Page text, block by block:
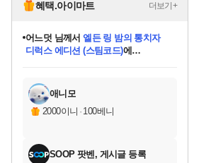
혜택.아이마트 더보기+
당첨되셨습니다.
당첨되셨습니다.
어느덧 님께서엘든 링 밤의 통치자
디럭스 에디션 (스팀코드)에
당첨되셨습니다.
에디션 (스팀코드)
당첨되셨습니다.
당첨되셨습니다.
당첨되셨습니다.
당첨되셨습니다.
애니모
2000이니 · 100베니
SOOP 팟벤, 게시글 등록